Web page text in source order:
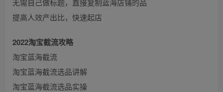
无需自己做标题，直接复制蓝海店铺的品
提高人效产出比，快速起店
2022淘宝截流攻略
淘宝蓝海截流
淘宝蓝海截流选品讲解
淘宝蓝海截流选品实操